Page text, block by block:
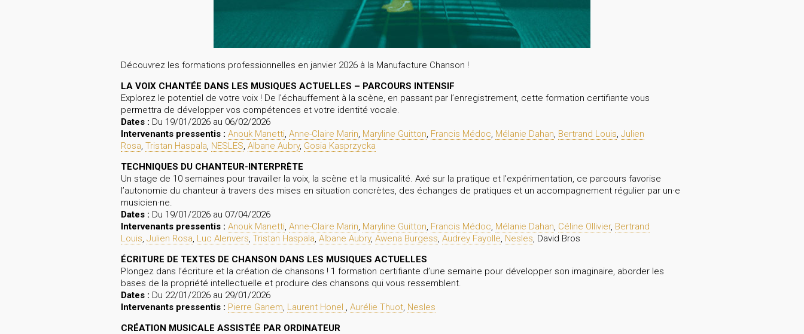
Découvrez les formations professionnelles en janvier 2026 à la Manufacture Chanson !
LA VOIX CHANTÉE DANS LES MUSIQUES ACTUELLES – PARCOURS INTENSIF
Explorez le potentiel de votre voix ! De l’échauffement à la scène, en passant par l’enregistrement, cette formation certifiante vous
permettra de développer vos compétences et votre identité vocale.
Dates : Du 19/01/2026 au 06/02/2026
Intervenants pressentis : Anouk Manetti, Anne-Claire Marin, Maryline Guitton, Francis Médoc, Mélanie Dahan, Bertrand Louis, Julien
Rosa, Tristan Haspala, NESLES, Albane Aubry, Gosia Kasprzycka
TECHNIQUES DU CHANTEUR-INTERPRÈTE
Un stage de 10 semaines pour travailler la voix, la scène et la musicalité. Axé sur la pratique et l’expérimentation, ce parcours favorise
l’autonomie du chanteur à travers des mises en situation concrètes, des échanges de pratiques et un accompagnement régulier par un·e
musicien·ne.
Dates : Du 19/01/2026 au 07/04/2026
Intervenants pressentis : Anouk Manetti, Anne-Claire Marin, Maryline Guitton, Francis Médoc, Mélanie Dahan, Céline Ollivier, Bertrand
Louis, Julien Rosa, Luc Alenvers, Tristan Haspala, Albane Aubry, Awena Burgess, Audrey Fayolle, Nesles, David Bros
ÉCRITURE DE TEXTES DE CHANSON DANS LES MUSIQUES ACTUELLES
Plongez dans l’écriture et la création de chansons ! 1 formation certifiante d’une semaine pour développer son imaginaire, aborder les
bases de la propriété intellectuelle et produire des chansons qui vous ressemblent.
Dates : Du 22/01/2026 au 29/01/2026
Intervenants pressentis : Pierre Ganem, Laurent Honel , Aurélie Thuot, Nesles
CRÉATION MUSICALE ASSISTÉE PAR ORDINATEUR